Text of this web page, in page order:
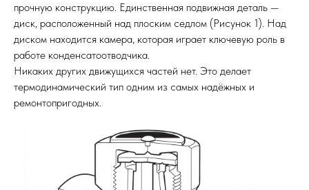
прочную конструкцию. Единственная подвижная деталь —
диск, расположенный над плоским седлом (Рисунок 1). Над
диском находится камера, которая играет ключевую роль в
работе конденсатоотводчика.
Никаких других движущихся частей нет. Это делает
термодинамический тип одним из самых надёжных и
ремонтопригодных.